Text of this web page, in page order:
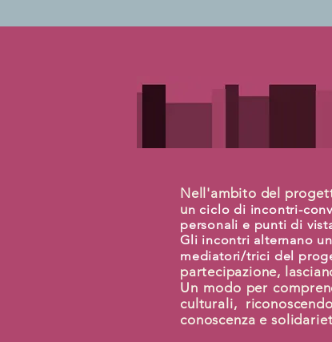
Nell'ambito del
un ciclo di incontri-
personali e punti di
Gli incontri alternano
mediatori/trici del
partecipazione,
Un modo per
culturali,
conoscenza e